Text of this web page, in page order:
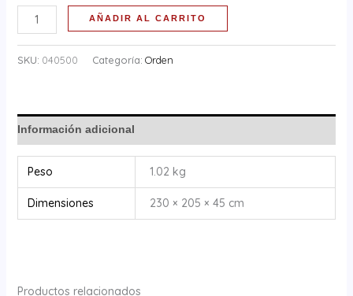
AÑADIR AL CARRITO
SKU: 040500 Categoría: Orden
Información adicional
Peso 1.02 kg
Dimensiones 230 × 205 × 45 cm
Productos relacionados